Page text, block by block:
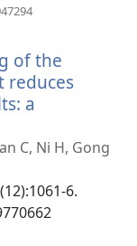
of the
reduces
a
C, Ni H, Gong
6.